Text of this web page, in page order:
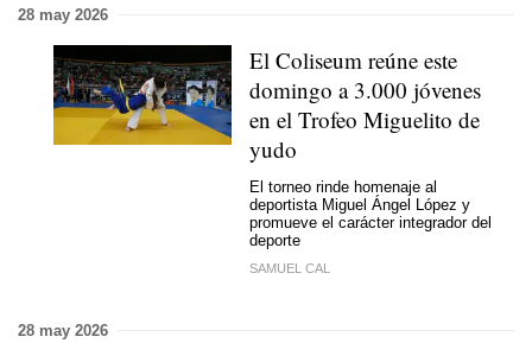
28 may 2026
El Coliseum reúne este
domingo a 3.000 jóvenes
en el Trofeo Miguelito de
yudo
El torneo rinde homenaje al
deportista Miguel Ángel López y
promueve el carácter integrador del
deporte
SAMUEL CAL
28 may 2026